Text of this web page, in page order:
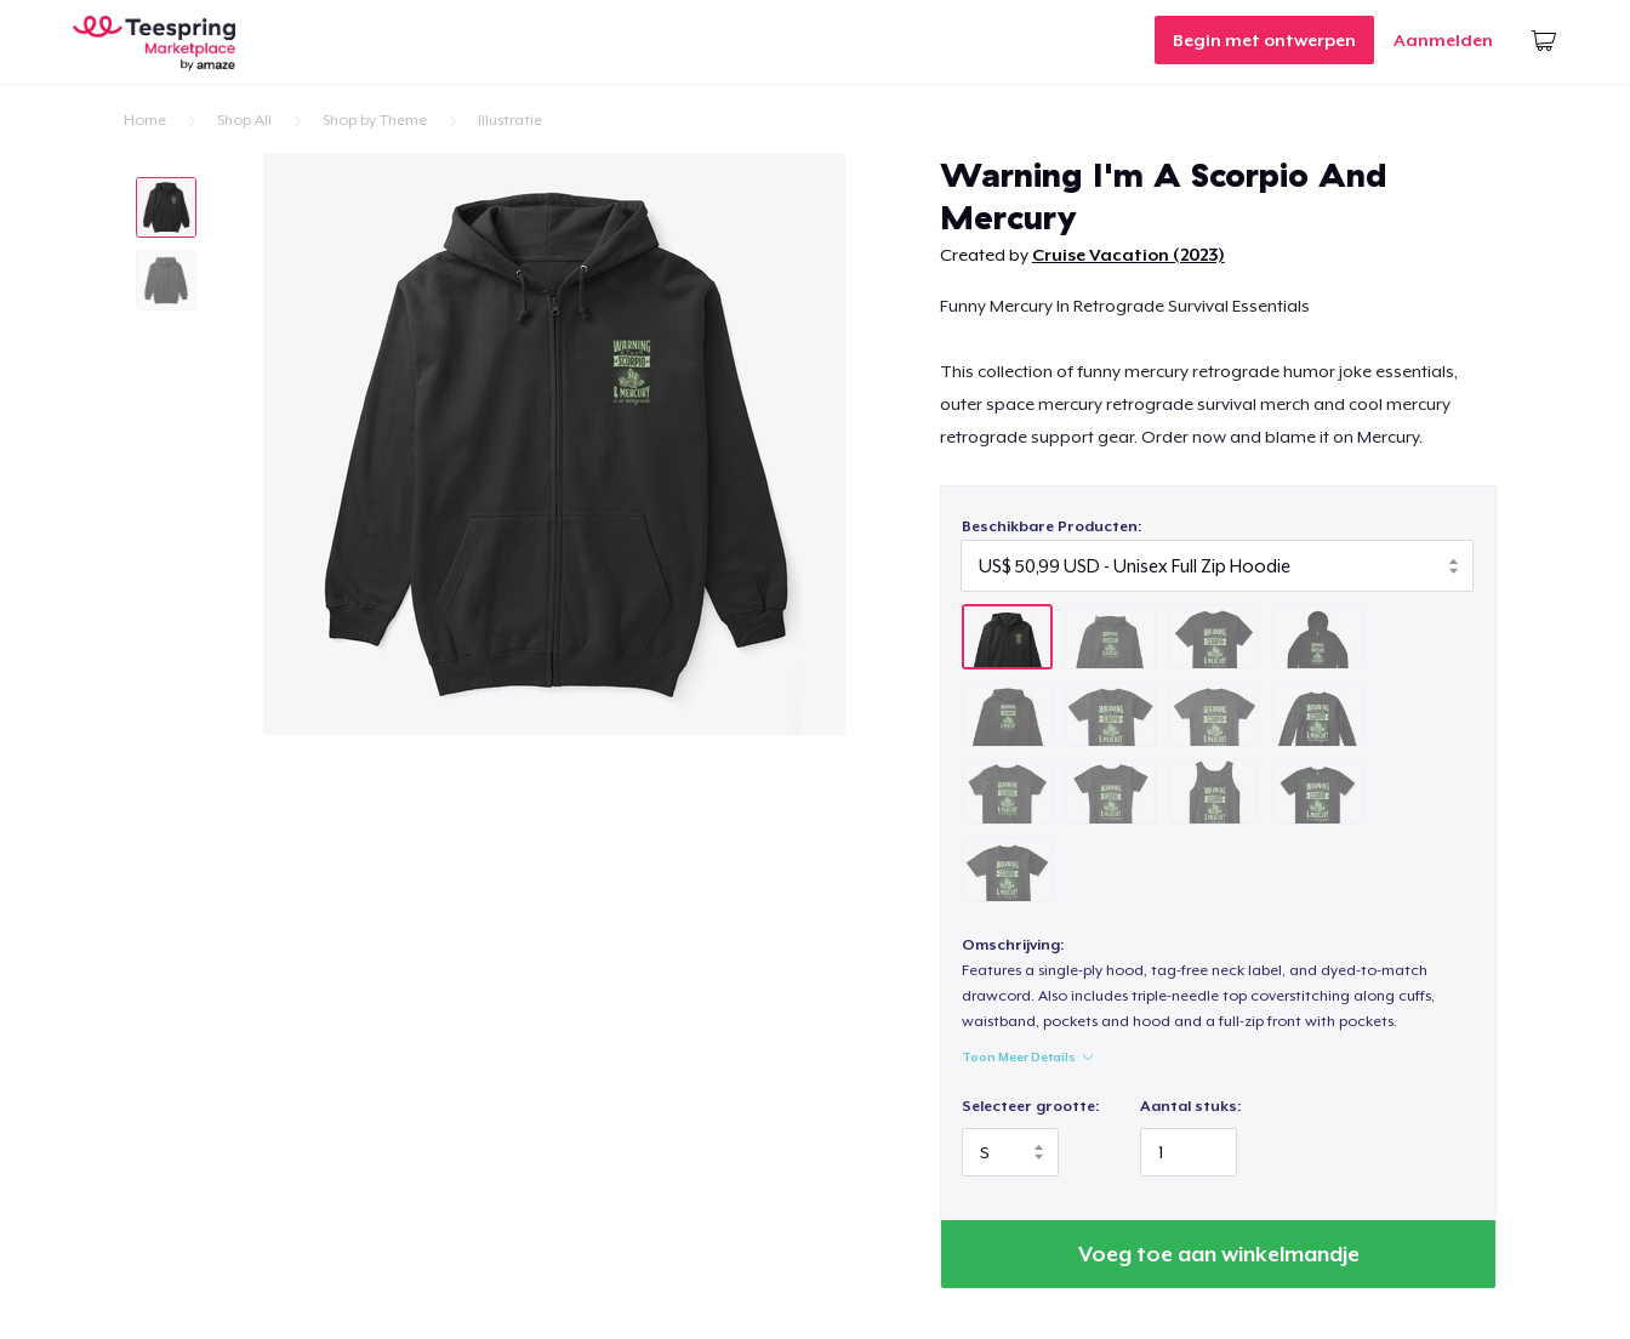
Begin met ontwerpen Aanmelden
Home Shop All Shop by Theme Illustratie
Warning I'm A Scorpio And
Mercury
Created by Cruise Vacation (2023)
Funny Mercury In Retrograde Survival Essentials
This collection of funny mercury retrograde humor joke essentials,
outer space mercury retrograde survival merch and cool mercury
retrograde support gear. Order now and blame it on Mercury.
Beschikbare Producten:
Omschrijving:
Features a single-ply hood, tag-free neck label, and dyed-to-match
drawcord. Also includes triple-needle top coverstitching along cuffs,
waistband, pockets and hood and a full-zip front with pockets.
Toon Meer Details
Selecteer grootte: Aantal stuks:
Voeg toe aan winkelmandje